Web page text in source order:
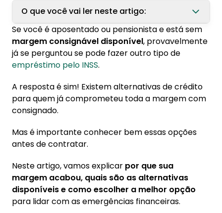
O que você vai ler neste artigo:
1. Por que não tenho margem consignável
disponível no INSS?
1.1. O que é margem consignável e como ela
1.2. Quando a margem consignável fica 100%
comprometida
disponível pelo Meu INSS passo a passo
mesmo sem margem consignável?
2.1. Diferença entre empréstimo consignado
e empréstimo pessoal para aposentados
2.2. Crédito pessoal com débito em conta:
Se você é aposentado ou pensionista e está sem
margem consignável disponível, provavelmente
já se perguntou se pode fazer outro tipo de
empréstimo pelo INSS.
A resposta é sim! Existem alternativas de crédito
para quem já comprometeu toda a margem com
consignado.
Mas é importante conhecer bem essas opções
antes de contratar.
Neste artigo, vamos explicar por que sua
margem acabou, quais são as alternativas
disponíveis e como escolher a melhor opção
para lidar com as emergências financeiras.